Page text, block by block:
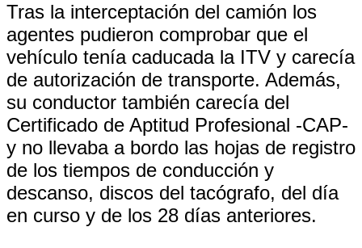
Tras la interceptación del camión los
agentes pudieron comprobar que el
vehículo tenía caducada la ITV y carecía
de autorización de transporte. Además,
su conductor también carecía del
Certificado de Aptitud Profesional -CAP-
y no llevaba a bordo las hojas de registro
de los tiempos de conducción y
descanso, discos del tacógrafo, del día
en curso y de los 28 días anteriores.